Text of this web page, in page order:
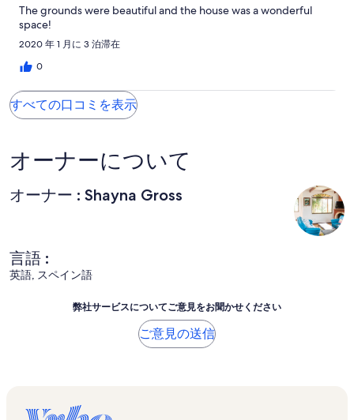
The grounds were beautiful and the house was a wonderful
space!
2020 年 1 月に 3 泊滞在
0
すべての口コミを表示
オーナーについて
オーナー : Shayna Gross
言語 :
英語, スペイン語
弊社サービスについてご意見をお聞かせください
ご意見の送信